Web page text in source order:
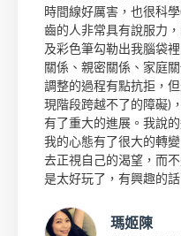
時間線好厲害，也很科
齒的人非常具有說服力
及彩色筆勾勒出我腦袋
關係、親密關係、家庭
調整的過程有點抗拒，
現階段跨越不了的障礙)
有了重大的進展。我說
我的心態有了很大的轉
去正視自己的渴望，而
是太好玩了，有興趣的
瑪姬陳